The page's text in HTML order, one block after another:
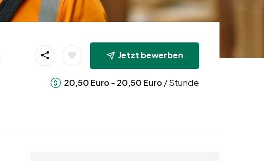
Jetzt bewerben
20,50 Euro - 20,50 Euro / Stunde